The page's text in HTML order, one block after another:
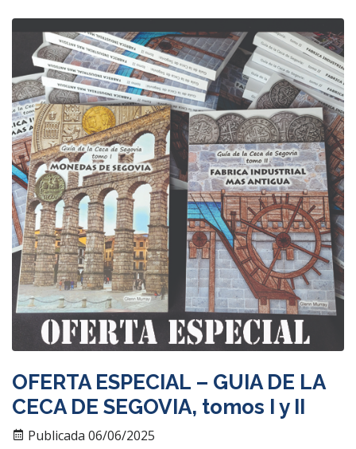
OFERTA ESPECIAL – GUIA DE LA
CECA DE SEGOVIA, tomos I y II
Publicada 06/06/2025